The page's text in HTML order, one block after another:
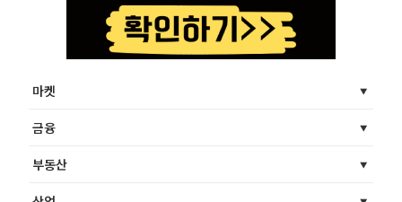
마켓
금융
부동산